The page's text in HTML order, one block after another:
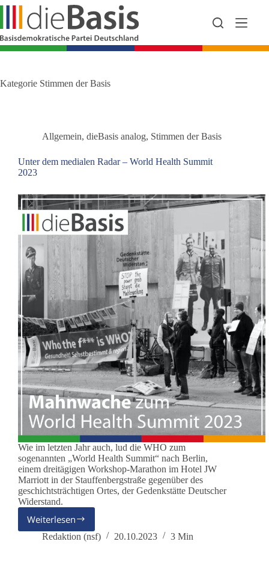
Zum
springen
Kategorie Stimmen der Basis
Allgemein, dieBasis analog, Stimmen der Basis
Unter dem medialen Radar – World Health Summit
2023
Wie im letzten Jahr auch, lud die WHO zum
sogenannten „World Health Summit“ nach Berlin,
einem dreitägigen Workshop-Marathon im Hotel JW
Marriott in der Stauffenbergstraße gegenüber des
geschichtsträchtigen Ortes, der Gedenkstätte Deutscher
Widerstand.
Weiterlesen
Unter
dem
Redaktion (nsf) 20.10.2023 3 Min